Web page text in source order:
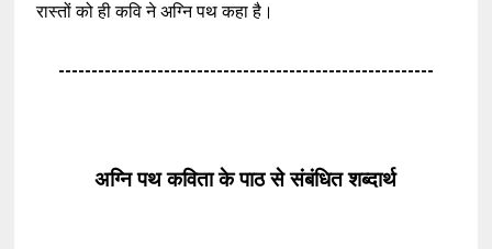
रास्तों को ही कवि ने अग्नि पथ कहा है।
---------------------------------------------------------
अग्नि पथ कविता केपाठ से संबंधित शब्दार्थ